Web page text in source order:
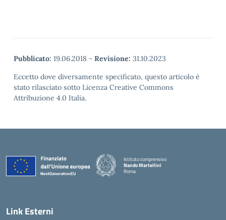
Pubblicato: 19.06.2018 - Revisione: 31.10.2023
Eccetto dove diversamente specificato, questo articolo è
stato rilasciato sotto Licenza Creative Commons
Attribuzione 4.0 Italia.
Istituto comprensivo
Nando Martellini
Roma
Link Esterni